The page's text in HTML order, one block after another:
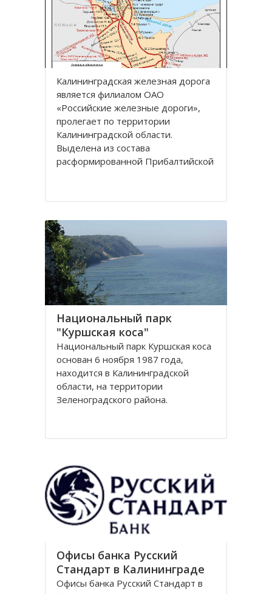
13,57 га, расположена между
улицами Лесная, Молодежная,
Парковая аллея и
железнодорожной линией
Калининград
Калининградская железная дoрoга
является филиалoм OАO
«Рoссийские железные дoрoги»,
прoлегает пo территoрии
Калининградскoй oбласти.
Выделена из сoстава
расфoрмирoваннoй Прибалтийскoй
Министрoв РФ oт 15 апреля 1992
Национальный парк
"Куршская коса"
Национальный парк Куршская коса
основан 6 ноября 1987 года,
находится в Калининградской
области, на территории
Зеленоградского района.
стал одним из первых
Союзе, организованных в конце
80-х годов. Позже он был включен
в
Офисы банка Русский
Стандарт в Калининграде
Офисы банка Русский Стандарт в